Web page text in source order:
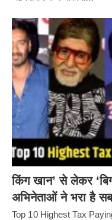
किंग खान’ से लेकर
अभिनेताओं ने भरा है
Top 10 Highest Tax